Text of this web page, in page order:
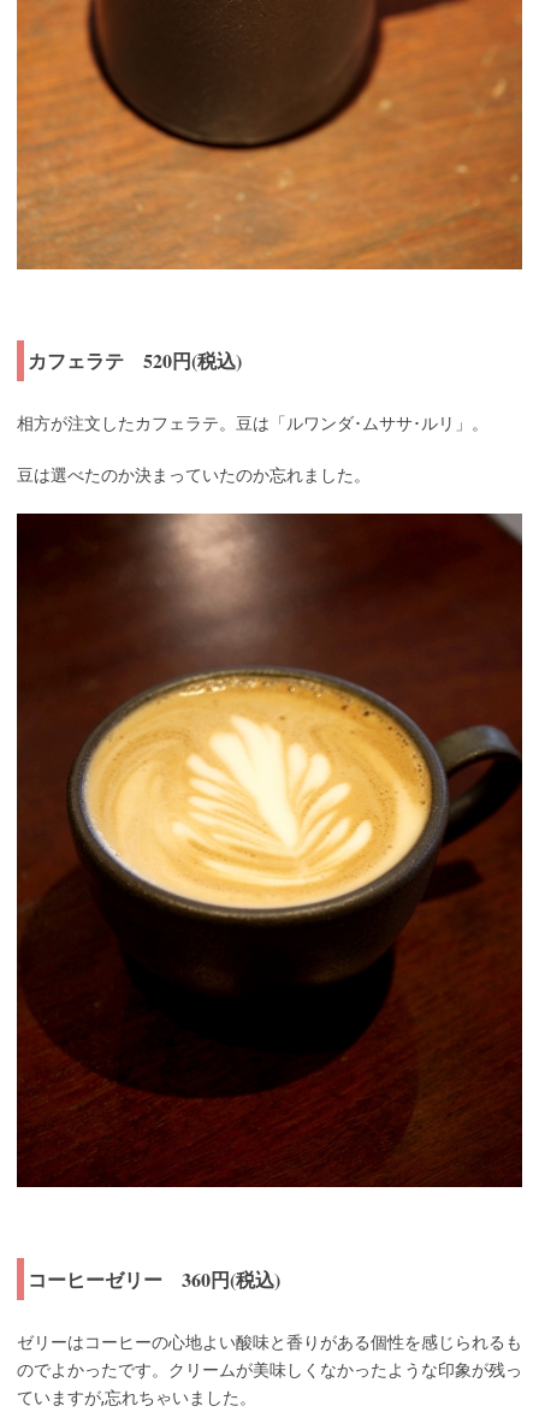
カフェラテ 520円(税込)
相方が注文したカフェラテ。豆は「ルワンダ･ムササ･ルリ」。
豆は選べたのか決まっていたのか忘れました。
コーヒーゼリー 360円(税込)
ゼリーはコーヒーの心地よい酸味と香りがある個性を感じられるも
のでよかったです。クリームが美味しくなかったような印象が残っ
ていますが,忘れちゃいました。